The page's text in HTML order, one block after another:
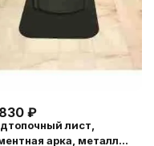
₽
лист,
арка, металл